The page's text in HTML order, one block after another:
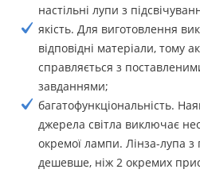
настільні лупи з
якість. Для виготовлення
відповідні матеріали, тому
справляється з
завданнями;
багатофункціональність.
джерела світла виключає
окремої лампи. Лінза-лупа з
дешевше, ніж 2 окремих